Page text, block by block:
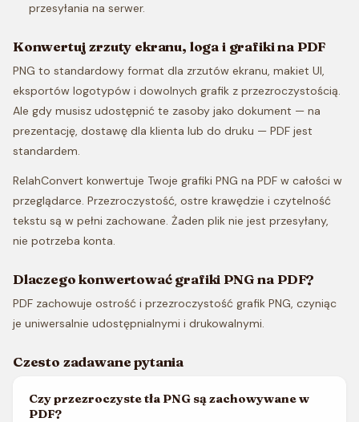
przesyłania na serwer.
Konwertuj zrzuty ekranu, loga i grafiki na PDF
PNG to standardowy format dla zrzutów ekranu, makiet UI,
eksportów logotypów i dowolnych grafik z przezroczystością.
Ale gdy musisz udostępnić te zasoby jako dokument — na
prezentację, dostawę dla klienta lub do druku — PDF jest
standardem.
RelahConvert konwertuje Twoje grafiki PNG na PDF w całości w
przeglądarce. Przezroczystość, ostre krawędzie i czytelność
tekstu są w pełni zachowane. Żaden plik nie jest przesyłany,
nie potrzeba konta.
Dlaczego konwertować grafiki PNG na PDF?
PDF zachowuje ostrość i przezroczystość grafik PNG, czyniąc
je uniwersalnie udostępnialnymi i drukowalnymi.
Czesto zadawane pytania
Czy przezroczyste tła PNG są zachowywane w
PDF?